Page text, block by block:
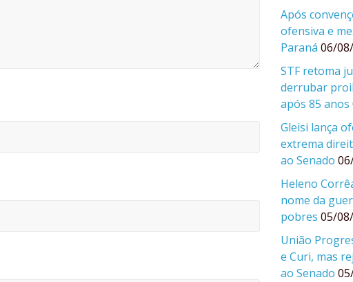
Após
ofensiva e
Paraná 06/
STF retoma
derrubar
após 85 anos
Gleisi lança
extrema
ao Senado
Heleno
nome da
pobres 05/
União
e Curi, mas
ao Senado